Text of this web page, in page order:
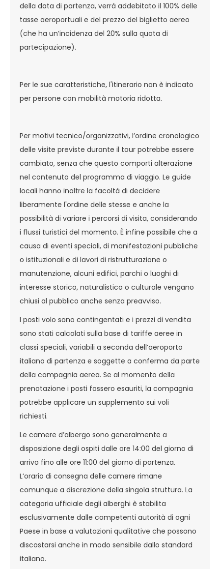
della data di partenza, verrà addebitato il 100% delle
tasse aeroportuali e del prezzo del biglietto aereo
(che ha un’incidenza del 20% sulla quota di
partecipazione).
Per le sue caratteristiche, l'itinerario non è indicato
per persone con mobilità motoria ridotta.
Per motivi tecnico/organizzativi, l’ordine cronologico
delle visite previste durante il tour potrebbe essere
cambiato, senza che questo comporti alterazione
nel contenuto del programma di viaggio. Le guide
locali hanno inoltre la facoltà di decidere
liberamente l'ordine delle stesse e anche la
possibilità di variare i percorsi di visita, considerando
i flussi turistici del momento. È infine possibile che a
causa di eventi speciali, di manifestazioni pubbliche
o istituzionali e di lavori di ristrutturazione o
manutenzione, alcuni edifici, parchi o luoghi di
interesse storico, naturalistico o culturale vengano
chiusi al pubblico anche senza preavviso.
I posti volo sono contingentati e i prezzi di vendita
sono stati calcolati sulla base di tariffe aeree in
classi speciali, variabili a seconda dell’aeroporto
italiano di partenza e soggette a conferma da parte
della compagnia aerea. Se al momento della
prenotazione i posti fossero esauriti, la compagnia
potrebbe applicare un supplemento sui voli
richiesti.
Le camere d’albergo sono generalmente a
disposizione degli ospiti dalle ore 14:00 del giorno di
arrivo fino alle ore 11:00 del giorno di partenza.
L’orario di consegna delle camere rimane
comunque a discrezione della singola struttura. La
categoria ufficiale degli alberghi è stabilita
esclusivamente dalle competenti autorità di ogni
Paese in base a valutazioni qualitative che possono
discostarsi anche in modo sensibile dallo standard
italiano.